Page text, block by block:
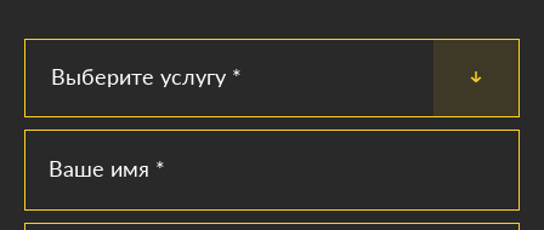
Выберите услугу *
Ваше имя *